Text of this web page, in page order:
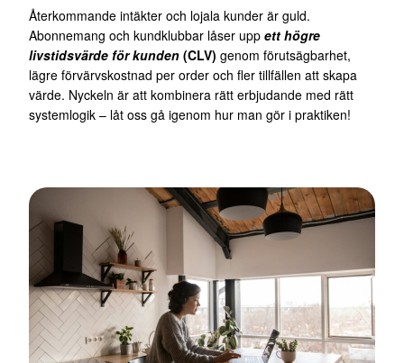
Återkommande intäkter och lojala kunder är guld.
Abonnemang och kundklubbar låser upp ett högre
livstidsvärde för kunden (CLV) genom förutsägbarhet,
lägre förvärvskostnad per order och fler tillfällen att skapa
värde. Nyckeln är att kombinera rätt erbjudande med rätt
systemlogik – låt oss gå igenom hur man gör i praktiken!